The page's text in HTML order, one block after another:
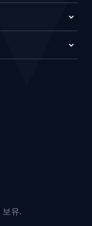
유.